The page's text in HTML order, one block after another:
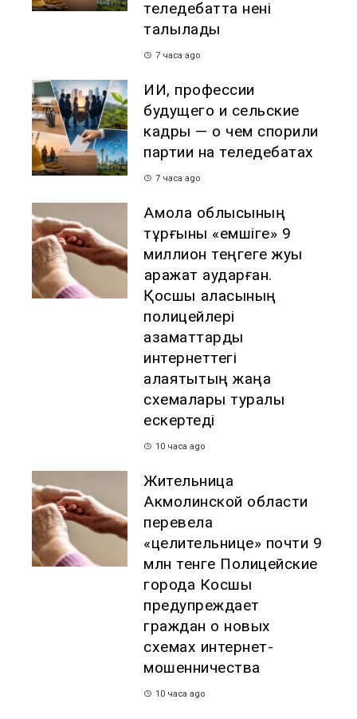
теледебатта нені
талқылады
7 часа ago
ИИ, профессии
будущего и сельские
кадры — о чем спорили
партии на теледебатах
7 часа ago
Ақмола облысының
тұрғыны «емшіге» 9
миллион теңгеге жуық
қаражат аударған.
Қосшы қаласының
полицейлері
азаматтарды
интернеттегі
алаяқтықтың жаңа
схемалары туралы
ескертеді
10 часа ago
Жительница
Акмолинской области
перевела
«целительнице» почти 9
млн тенге Полицейские
города Косшы
предупреждает
граждан о новых
схемах интернет-
мошенничества
10 часа ago